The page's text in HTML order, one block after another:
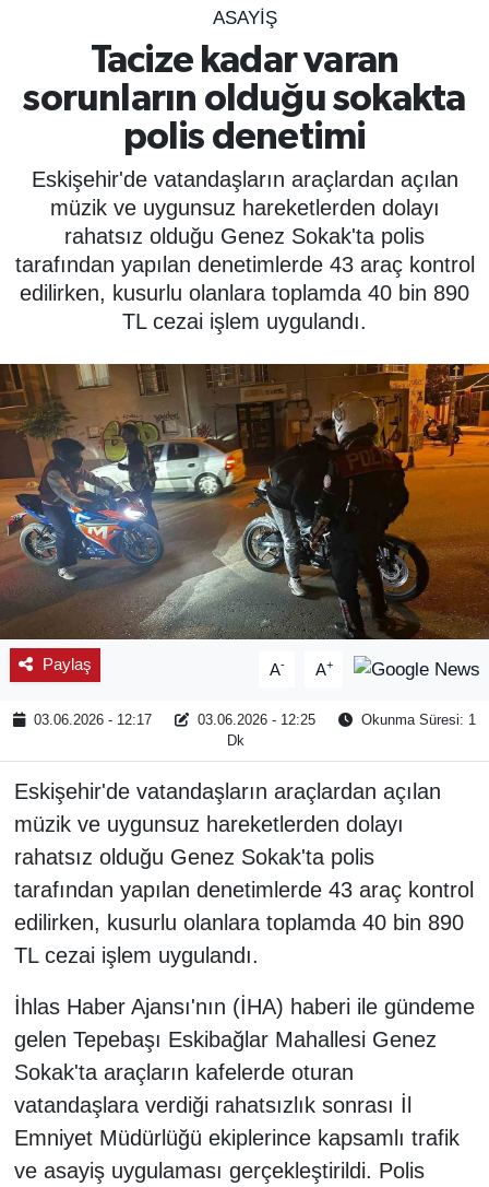
ASAYIŞ
Tacize kadar varan
sorunların olduğu sokakta
polis denetimi
Eskişehir'de vatandaşların araçlardan açılan
müzik ve uygunsuz hareketlerden dolayı
rahatsız olduğu Genez Sokak'ta polis
tarafından yapılan denetimlerde 43 araç kontrol
edilirken, kusurlu olanlara toplamda 40 bin 890
TL cezai işlem uygulandı.
Paylaş A- A+
03.06.2026 - 12:17 03.06.2026 - 12:25
Okunma Süresi: 1
Dk
Eskişehir'de vatandaşların araçlardan açılan
müzik ve uygunsuz hareketlerden dolayı
rahatsız olduğu Genez Sokak'ta polis
tarafından yapılan denetimlerde 43 araç kontrol
edilirken, kusurlu olanlara toplamda 40 bin 890
TL cezai işlem uygulandı.
İhlas Haber Ajansı'nın (İHA) haberi ile gündeme
gelen Tepebaşı Eskibağlar Mahallesi Genez
Sokak'ta araçların kafelerde oturan
vatandaşlara verdiği rahatsızlık sonrası İl
Emniyet Müdürlüğü ekiplerince kapsamlı trafik
ve asayiş uygulaması gerçekleştirildi. Polis
ÇEVRE
YAŞAM
BİLİM - TEKNOLOJİ
KADIN
KÜLTÜR SANAT
MAGAZİN